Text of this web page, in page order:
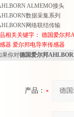
ALMEMO接头
数据采集系列
网络联结传输
相关关键字：德国爱尔邦
器 爱尔邦电导率传感器
你对德国爱尔邦
产品：